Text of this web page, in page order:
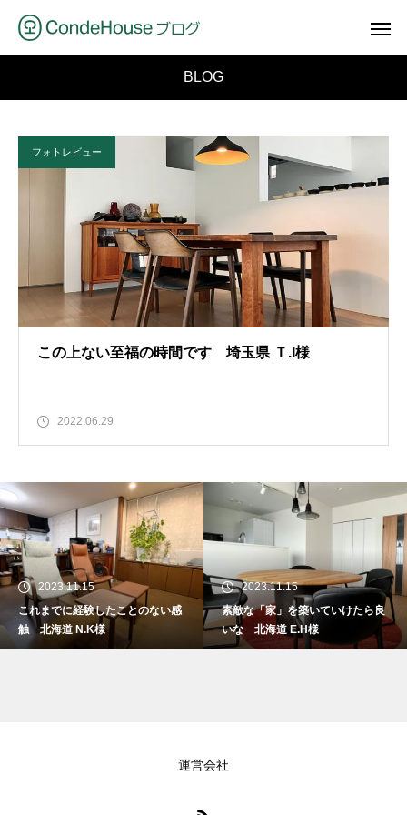
BLOG
フォトレビュー
この上ない至福の時間です 埼玉県 Ｔ.I様
2022.06.29
2023.11.15
これまでに経験したことのない感
触 北海道 N.K様
2023.11.15
素敵な「家」を築いていけたら良
いな 北海道 E.H様
運営会社